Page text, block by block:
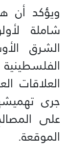
ويؤكد أن
شاملة
الشرق
العلاقات
جرى
على
الموقعة.